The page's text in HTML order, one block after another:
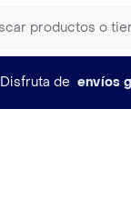
Disfruta de envíos